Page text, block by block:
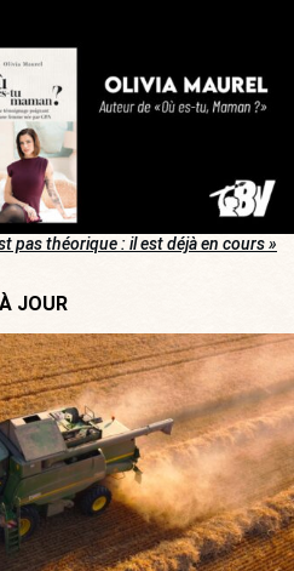
pas théorique : il est déjà en cours »
JOUR